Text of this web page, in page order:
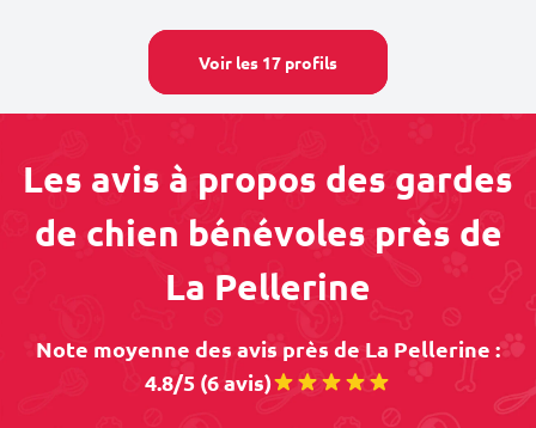
Voir les 17 profils
Les avis à propos des gardes
de chien bénévoles près de
La Pellerine
Note moyenne des avis près de La Pellerine :
4.8/5 (6 avis)